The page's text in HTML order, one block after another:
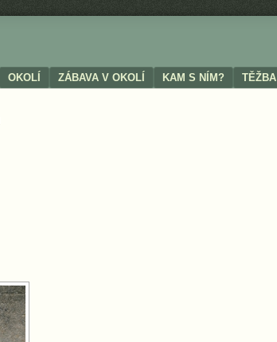
OKOLÍ ZÁBAVA V OKOLÍ KAM S NÍM? TĚŽBA